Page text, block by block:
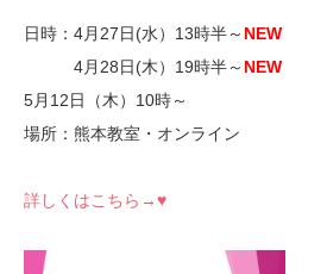
日時：4月27日(水）13時半～ NEW
4月28日(木）19時半～ NEW
5月12日（木）10時～
場所：熊本教室・オンライン
詳しくはこちら→♥